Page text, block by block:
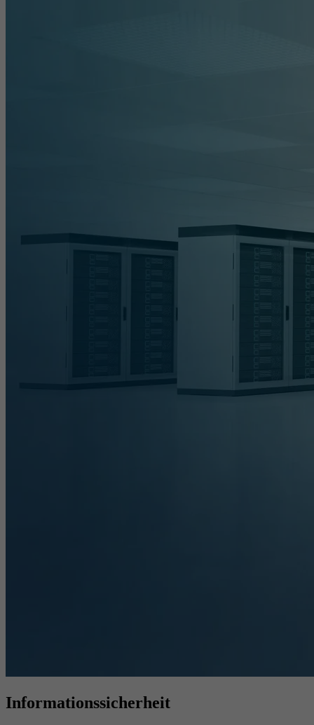
Informationssicherheit